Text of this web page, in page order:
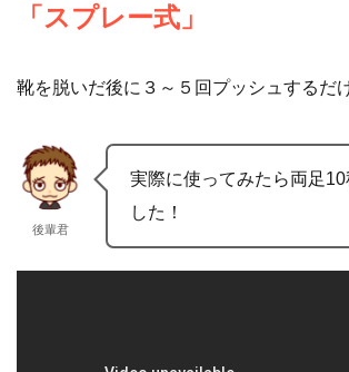
「スプレー式」
靴を脱いだ後に３～５回プッシュするだ
後輩君
実際に使ってみたら両足10
した！